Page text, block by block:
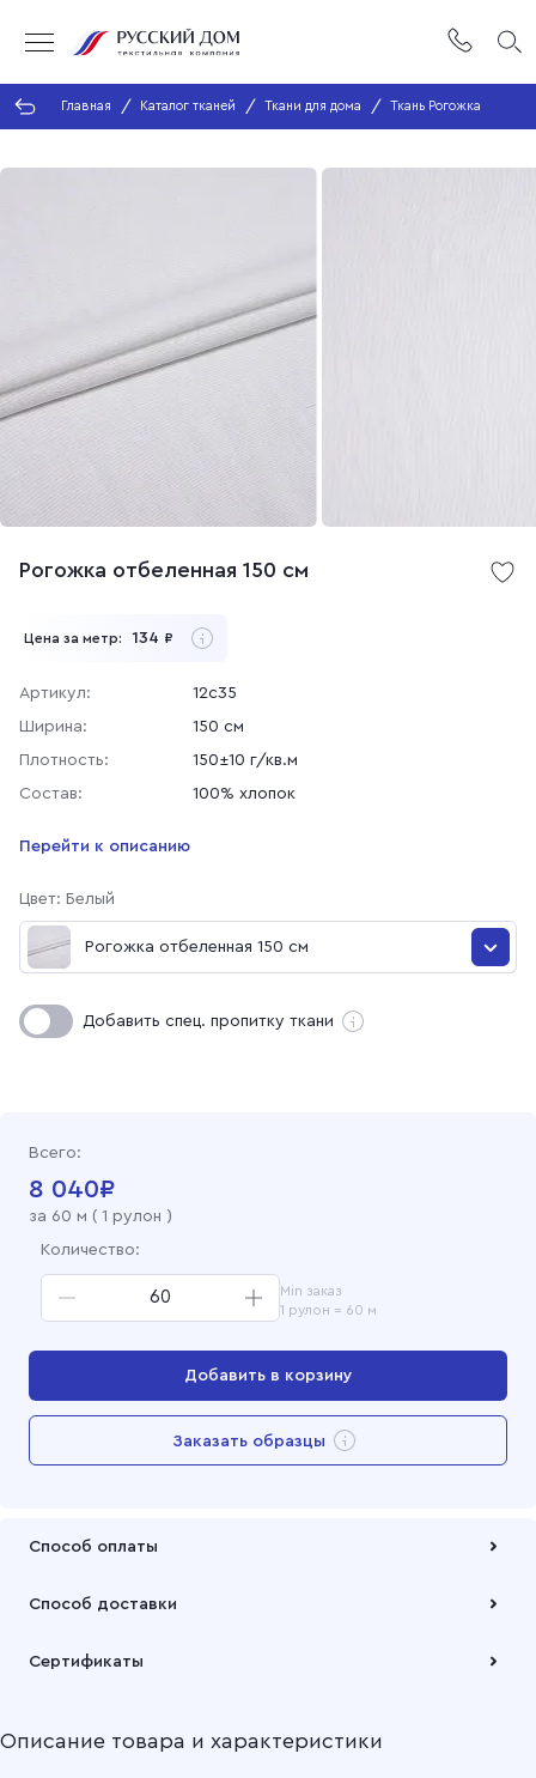
Главная Каталог тканей Ткани для дома Ткань Рогожка
Рогожка отбеленная 150 см
Цена за метр: 134 ₽
Артикул:
12с35
Ширина:
150 см
Плотность:
150±10 г/кв.м
Состав:
100% хлопок
Перейти к описанию
Цвет: Белый
Рогожка отбеленная 150 см
Рогожка гладкокрашеная 150 см, 316 Черный
Рогожка гладкокрашеная 150 см, 261Ф Фиолетовый
Рогожка гладкокрашеная 150 см, 83Ф Фисташка
Рогожка гладкокрашеная 150 см, 0160 Лен
Добавить спец. пропитку ткани
Всего:
8 040₽
за 60 м ( 1 рулон )
Количество:
Min заказ
1 рулон = 60 м
Добавить в корзину
Перейти в корзину
Заказать образцы
Способ оплаты
Способ доставки
наших складов или через транспортную компанию на Ваш
Подробнее
Сертификаты
Описание товара и характеристики